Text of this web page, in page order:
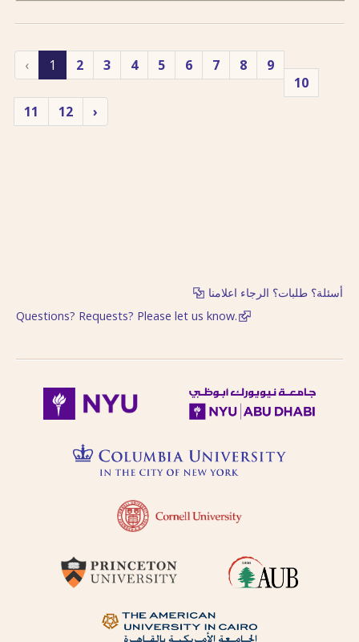
‹ 1 2 3 4 5 6 7 8
9
10
11
12 ›
أسئلة؟ طلبات؟ الرجاء اعلامنا
Questions? Requests? Please let us know.